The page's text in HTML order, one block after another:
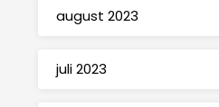
august 2023
juli 2023